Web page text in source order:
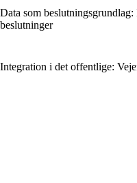
Data som
beslutninger
Integration i det offentlige: